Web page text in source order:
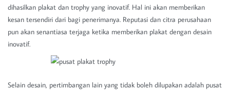
dihasilkan plakat dan trophy yang inovatif. Hal ini akan memberikan
kesan tersendiri dari bagi penerimanya. Reputasi dan citra perusahaan
pun akan senantiasa terjaga ketika memberikan plakat dengan desain
inovatif.
Selain desain, pertimbangan lain yang tidak boleh dilupakan adalah pusat